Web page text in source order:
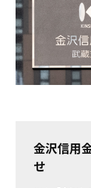
金沢信用
せ